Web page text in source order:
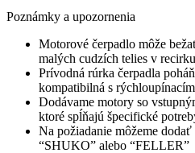
Poznámky a upozornenia
Motorové čerpadlo môže
malých cudzích telies v
Prívodná rúrka čerpadla
kompatibilná s
Dodávame motory so
ktoré spĺňajú špecifické
Na požiadanie môžeme
“SHUKO” alebo “FELLER”